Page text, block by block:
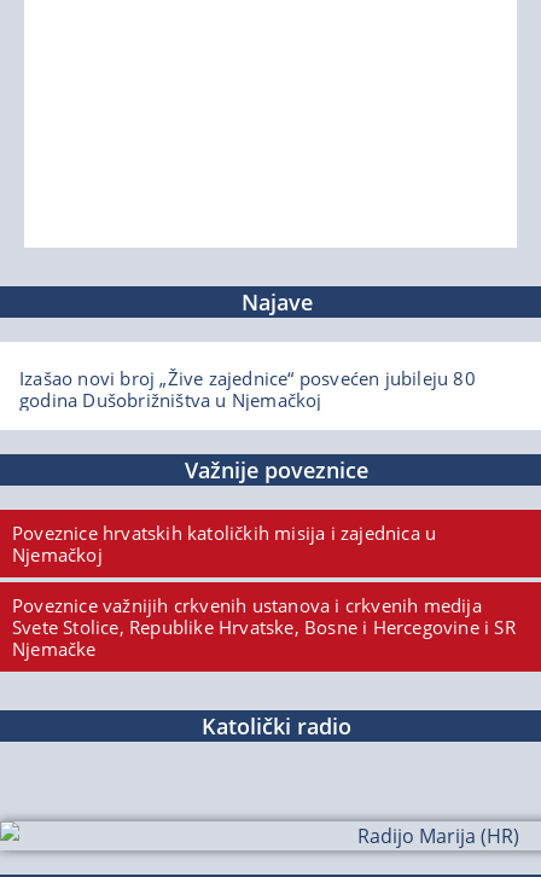
Najave
Izašao novi broj „Žive zajednice“ posvećen jubileju 80
godina Dušobrižništva u Njemačkoj
Važnije poveznice
Poveznice hrvatskih katoličkih misija i zajednica u
Njemačkoj
Poveznice važnijih crkvenih ustanova i crkvenih medija
Svete Stolice, Republike Hrvatske, Bosne i Hercegovine i SR
Njemačke
Katolički radio